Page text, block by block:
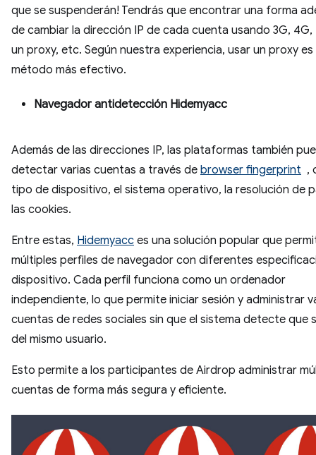
que se suspenderán! Tendrás que encontrar una forma
de cambiar la dirección IP de cada cuenta usando 3G, 4G,
un proxy, etc. Según nuestra experiencia, usar un proxy es
método más efectivo.
Navegador antidetección Hidemyacc
Además de las direcciones IP, las plataformas también
detectar varias cuentas a través de browser fingerprint ,
tipo de dispositivo, el sistema operativo, la resolución de
las cookies.
Entre estas, Hidemyacc es una solución popular que
múltiples perfiles de navegador con diferentes
dispositivo. Cada perfil funciona como un ordenador
independiente, lo que permite iniciar sesión y administrar
cuentas de redes sociales sin que el sistema detecte que
del mismo usuario.
Esto permite a los participantes de Airdrop administrar
cuentas de forma más segura y eficiente.